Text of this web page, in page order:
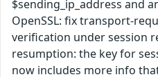
$sending_ip_address and
OpenSSL: fix transport-
verification under session
resumption: the key for
now includes more info